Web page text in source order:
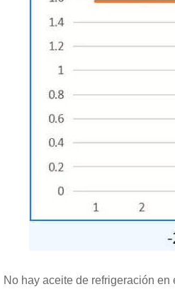
No hay aceite de refrigeración